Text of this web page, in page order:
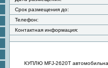
Срок размещения до:
Телефон:
Контактная информация:
КУПЛЮ MFJ-2620T